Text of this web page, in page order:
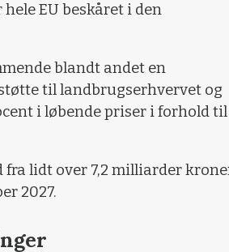
EU beskåret i den
blandt andet en
til landbrugserhvervet og
i løbende priser i forhold til
fra lidt over 7,2 milliarder
2027.